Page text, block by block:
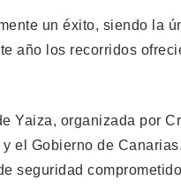
un éxito, siendo la
año los recorridos
Yaiza, organizada por
el Gobierno de
seguridad